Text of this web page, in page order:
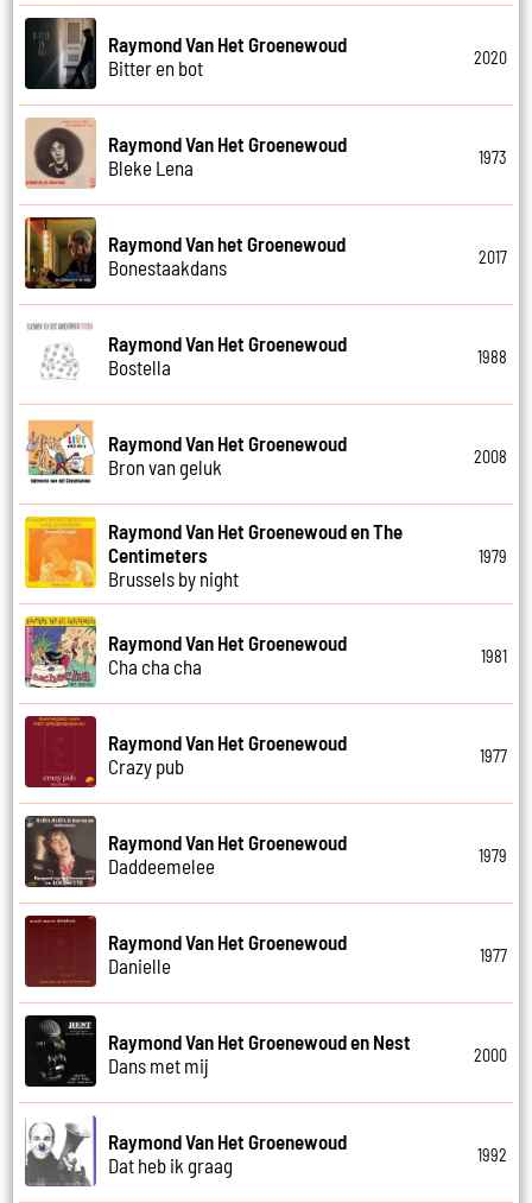
Raymond Van Het Groenewoud
Bitter en bot
2020
Raymond Van Het Groenewoud
Bleke Lena
1973
Raymond Van het Groenewoud
Bonestaakdans
2017
Raymond Van Het Groenewoud
Bostella
1988
Raymond Van Het Groenewoud
Bron van geluk
2008
Raymond Van Het Groenewoud en The
Centimeters
Brussels by night
1979
Raymond Van Het Groenewoud
Cha cha cha
1981
Raymond Van Het Groenewoud
Crazy pub
1977
Raymond Van Het Groenewoud
Daddeemelee
1979
Raymond Van Het Groenewoud
Danielle
1977
Raymond Van Het Groenewoud en Nest
Dans met mij
2000
Raymond Van Het Groenewoud
Dat heb ik graag
1992